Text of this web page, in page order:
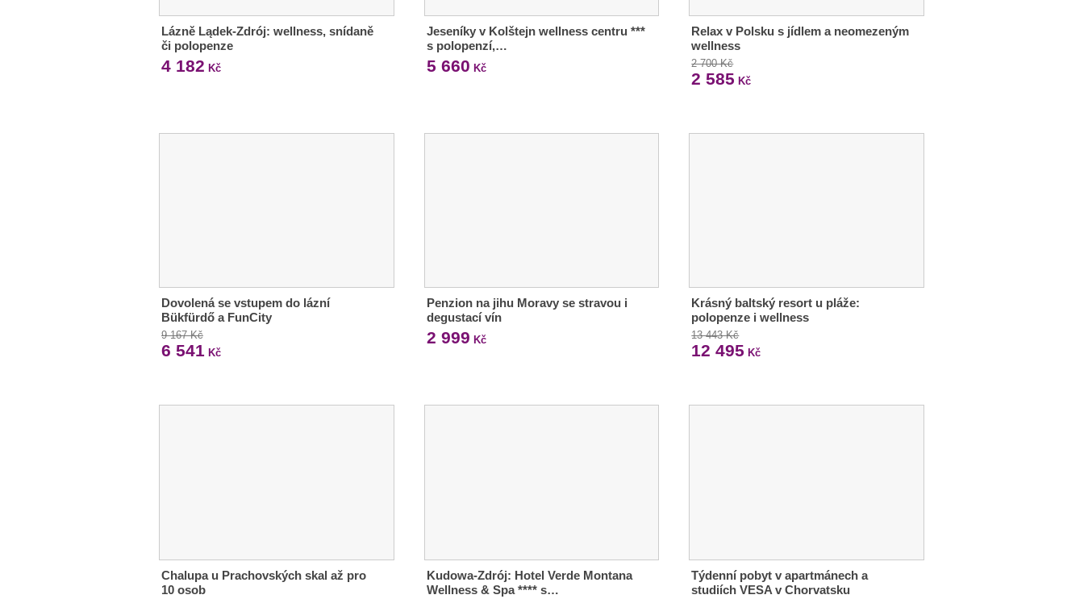
Lázně Lądek-Zdrój: wellness, snídaně
či polopenze
4 182 Kč
Jeseníky v Kolštejn wellness centru ***
s polopenzí,…
5 660 Kč
Relax v Polsku s jídlem a neomezeným
wellness
2 700 Kč
2 585 Kč
Dovolená se vstupem do lázní
Bükfürdő a FunCity
9 167 Kč
6 541 Kč
Penzion na jihu Moravy se stravou i
degustací vín
2 999 Kč
Krásný baltský resort u pláže:
polopenze i wellness
13 443 Kč
12 495 Kč
Chalupa u Prachovských skal až pro
10 osob
Kudowa-Zdrój: Hotel Verde Montana
Wellness & Spa **** s…
Týdenní pobyt v apartmánech a
studiích VESA v Chorvatsku